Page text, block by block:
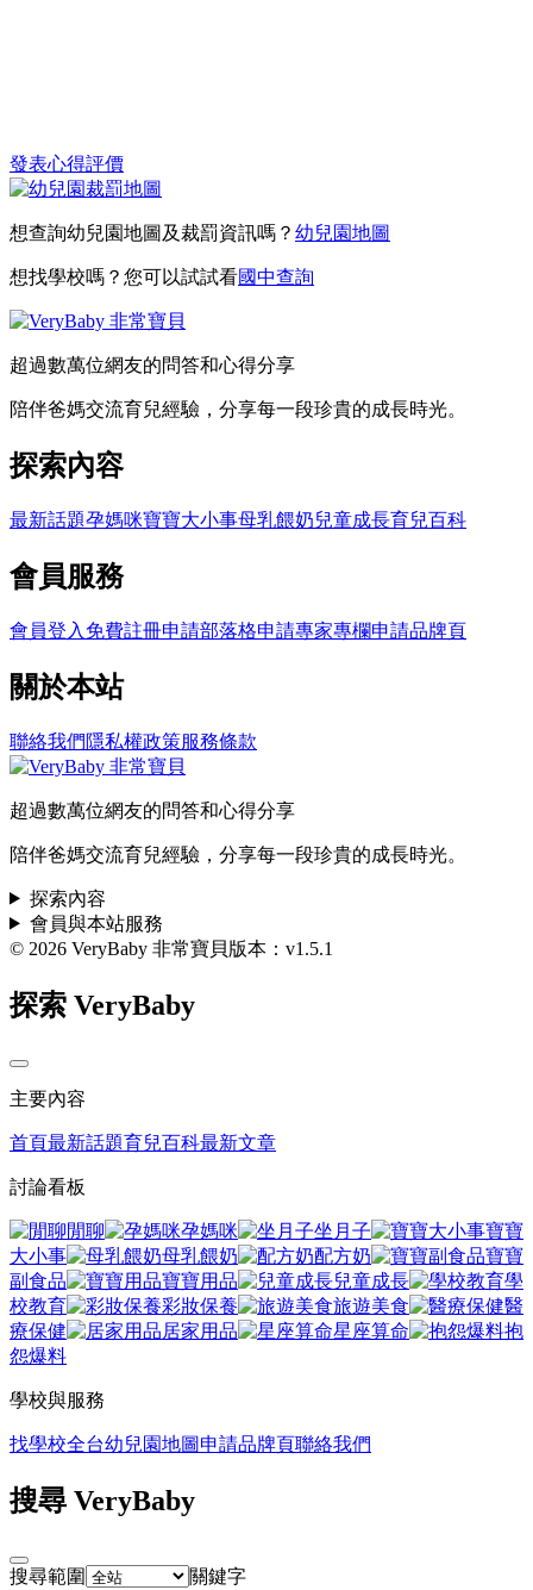
發表心得評價
想查詢幼兒園地圖及裁罰資訊嗎？ 幼兒園地圖
想找學校嗎？您可以試試看國中查詢
超過數萬位網友的問答和心得分享
陪伴爸媽交流育兒經驗，分享每一段珍貴的成長時光。
探索內容
最新話題孕媽咪寶寶大小事母乳餵奶兒童成長育兒百科
會員服務
會員登入 免費註冊申請部落格申請專家專欄申請品牌頁
關於本站
聯絡我們 隱私權政策服務條款
超過數萬位網友的問答和心得分享
陪伴爸媽交流育兒經驗，分享每一段珍貴的成長時光。
探索內容
會員與本站服務
© 2026 VeryBaby 非常寶貝版本：v1.5.1
探索 VeryBaby
主要內容
首頁最新話題育兒百科最新文章
討論看板
閒聊 孕媽咪 坐月子
寶寶
大小事
母乳餵奶 配方奶
寶寶
副食品
寶寶用品 兒童成長
學
校教育
彩妝保養 旅遊美食
醫
療保健
居家用品 星座算命
抱
怨爆料
學校與服務
找學校全台幼兒園地圖 申請品牌頁聯絡我們
搜尋 VeryBaby
搜尋範圍 關鍵字